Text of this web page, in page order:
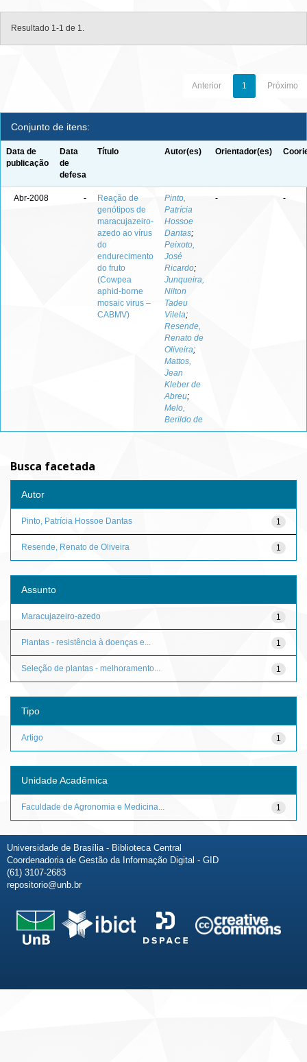
Resultado 1-1 de 1.
Anterior 1 Próximo
Conjunto de itens:
Data de
publicação
Data
de
defesa
Título Autor(es) Orientador(es)
Abr-2008 -
Reação de
genótipos de
maracujazeiro-
azedo ao vírus
do
endurecimento
do fruto
(Cowpea
aphid-borne
mosaic virus –
CABMV)
Pinto,
Patrícia
Hossoe
Dantas;
Peixoto,
José
Ricardo;
Junqueira,
Nilton
Tadeu
Vilela;
Resende,
Renato de
Oliveira;
Mattos,
Jean
Kleber de
Abreu;
Melo,
Berildo de
- -
Busca facetada
Autor
1
Pinto, Patrícia Hossoe Dantas
1
Resende, Renato de Oliveira
Assunto
1
Maracujazeiro-azedo
1
Plantas - resistência à doenças e...
1
Seleção de plantas - melhoramento...
Tipo
1
Artigo
Unidade Acadêmica
1
Faculdade de Agronomia e Medicina...
Universidade de Brasília - Biblioteca Central
Coordenadoria de Gestão da Informação Digital - GID
(61) 3107-2683
repositorio@unb.br